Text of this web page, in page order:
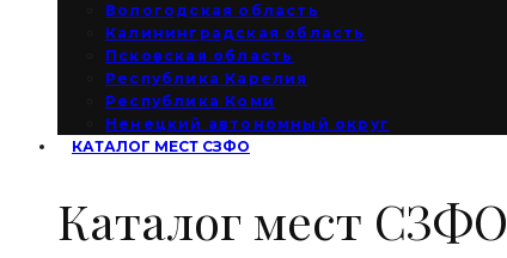
Вологодская область
Калининградская область
Псковская область
Республика Карелия
Республика Коми
Ненецкий автономный округ
КАТАЛОГ МЕСТ СЗФО
Каталог мест СЗФО